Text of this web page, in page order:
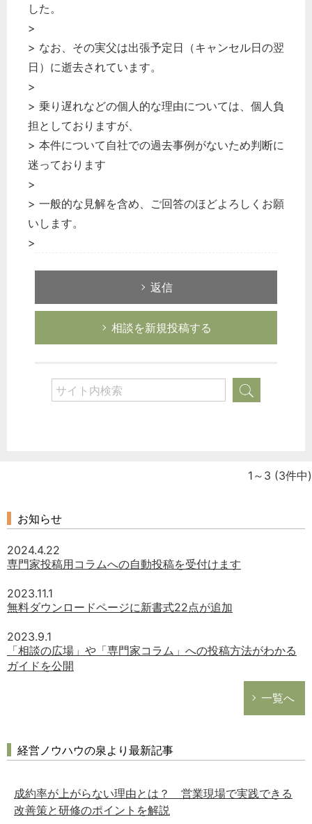
した。
>
> なお、その実父は出張予定日（キャンセル日の翌
日）に逝去されています。
>
> 乗り遅れなどの個人的な理由については、個人負
担としておりますが、
> 本件について自社での過去事例がないため判断に
迷っております
>
> 一般的な見解を含め、ご回答のほどよろしくお願
いします。
>
返信
相談を新規投稿する
経営の知恵
総務の給湯室
次へ
1～3 (3件中)
お知らせ
2024.4.22
専門家投稿用コラムへの自動投稿を受付けます
2023.11.1
無料ダウンロードページに新書式22点が追加
2023.9.1
「相談の広場」や「専門家コラム」への投稿方法がわかる
ガイドを公開
一覧へ
経営ノウハウの泉より最新記事
成約率が上がらない理由とは？ 営業現場で実践できる
改善策と研修のポイントを解説